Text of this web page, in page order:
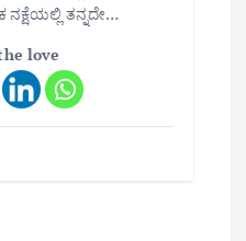
ನಕ್ಷೆಯಲ್ಲಿ ತನ್ನದೇ…
love